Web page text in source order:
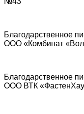
Благодарственное
ООО «Комбинат
Благодарственное
ООО ВТК